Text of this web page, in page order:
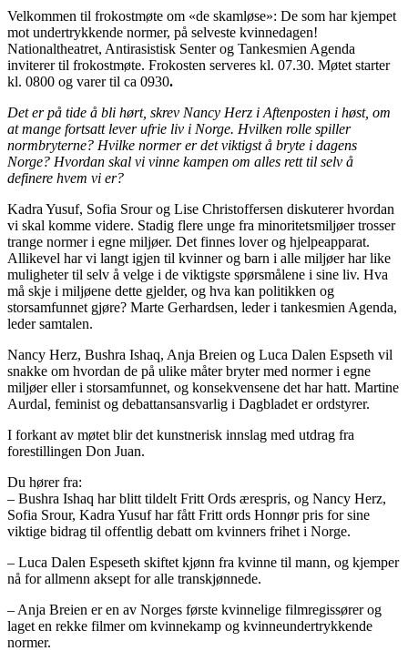
Velkommen til frokostmøte om «de skamløse»: De som har kjempet
mot undertrykkende normer, på selveste kvinnedagen!
Nationaltheatret, Antirasistisk Senter og Tankesmien Agenda
inviterer til frokostmøte. Frokosten serveres kl. 07.30. Møtet starter
kl. 0800 og varer til ca 0930.
Det er på tide å bli hørt, skrev Nancy Herz i Aftenposten i høst, om
at mange fortsatt lever ufrie liv i Norge. Hvilken rolle spiller
normbryterne? Hvilke normer er det viktigst å bryte i dagens
Norge? Hvordan skal vi vinne kampen om alles rett til selv å
definere hvem vi er?
Kadra Yusuf, Sofia Srour og Lise Christoffersen diskuterer hvordan
vi skal komme videre. Stadig flere unge fra minoritetsmiljøer trosser
trange normer i egne miljøer. Det finnes lover og hjelpeapparat.
Allikevel har vi langt igjen til kvinner og barn i alle miljøer har like
muligheter til selv å velge i de viktigste spørsmålene i sine liv. Hva
må skje i miljøene dette gjelder, og hva kan politikken og
storsamfunnet gjøre? Marte Gerhardsen, leder i tankesmien Agenda,
leder samtalen.
Nancy Herz, Bushra Ishaq, Anja Breien og Luca Dalen Espseth vil
snakke om hvordan de på ulike måter bryter med normer i egne
miljøer eller i storsamfunnet, og konsekvensene det har hatt. Martine
Aurdal, feminist og debattansansvarlig i Dagbladet er ordstyrer.
I forkant av møtet blir det kunstnerisk innslag med utdrag fra
forestillingen Don Juan.
Du hører fra:
– Bushra Ishaq har blitt tildelt Fritt Ords ærespris, og Nancy Herz,
Sofia Srour, Kadra Yusuf har fått Fritt ords Honnør pris for sine
viktige bidrag til offentlig debatt om kvinners frihet i Norge.
– Luca Dalen Espeseth skiftet kjønn fra kvinne til mann, og kjemper
nå for allmenn aksept for alle transkjønnede.
– Anja Breien er en av Norges første kvinnelige filmregissører og
laget en rekke filmer om kvinnekamp og kvinneundertrykkende
normer.